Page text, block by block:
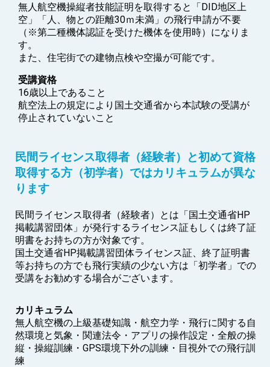
無人航空機操縦者技能証明を取得すると「DID地区上
空」「人、物との距離30ｍ未満」の飛行申請が不要
（※第二種機体認証を受けた機体を使用時）になりま
す。
また、住宅街での建物点検や空撮が可能です。
受講資格
16歳以上であること
航空法上の規定により国土交通省から本試験の受講が
停止されていないこと
民間ライセンス取得者（経験者）と初めて資格
取得する方（初学者）ではカリキュラムが異な
ります
民間ライセンス取得者（経験者）とは「国土交通省HP
掲載講習団体」が発行するライセンス証もしくは終了証
明書をお持ちの方が対象です。
国土交通省HP掲載講習団体ライセンス証、終了証明書
等お持ちの方でも飛行実績の少ない方は「初学者」での
受講をお勧めする場合がございます。
カリキュラム
無人航空機の上級基礎知識・航空力学・飛行に関する自
然環境と気象・関連法令・アプリの操作設定・全般の操
縦・操縦訓練・GPS環境下外の訓練・目視外での飛行訓
練